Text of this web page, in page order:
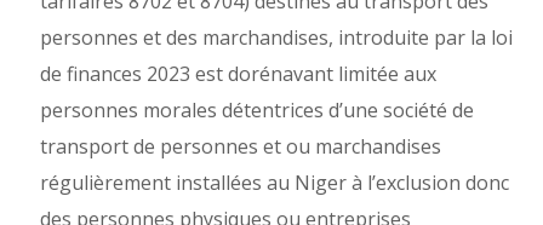
personnes et des marchandises, introduite par la loi
de finances 2023 est dorénavant limitée aux
personnes morales détentrices d’une société de
transport de personnes et ou marchandises
régulièrement installées au Niger à l’exclusion donc
des personnes physiques ou entreprises